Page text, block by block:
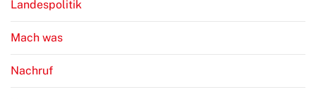
Landespolitik
Mach was
Nachruf